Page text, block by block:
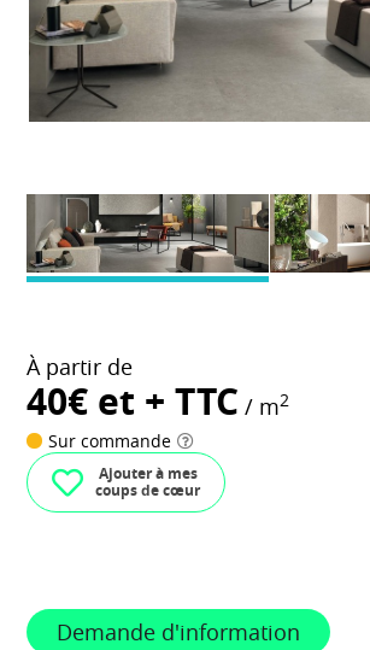
À partir de
40€ et + TTC / m2
Sur commande
Ajouter à mes
coups de cœur
Demande d'information